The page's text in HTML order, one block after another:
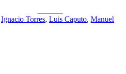
Ignacio Torres, Luis Caputo, Manuel